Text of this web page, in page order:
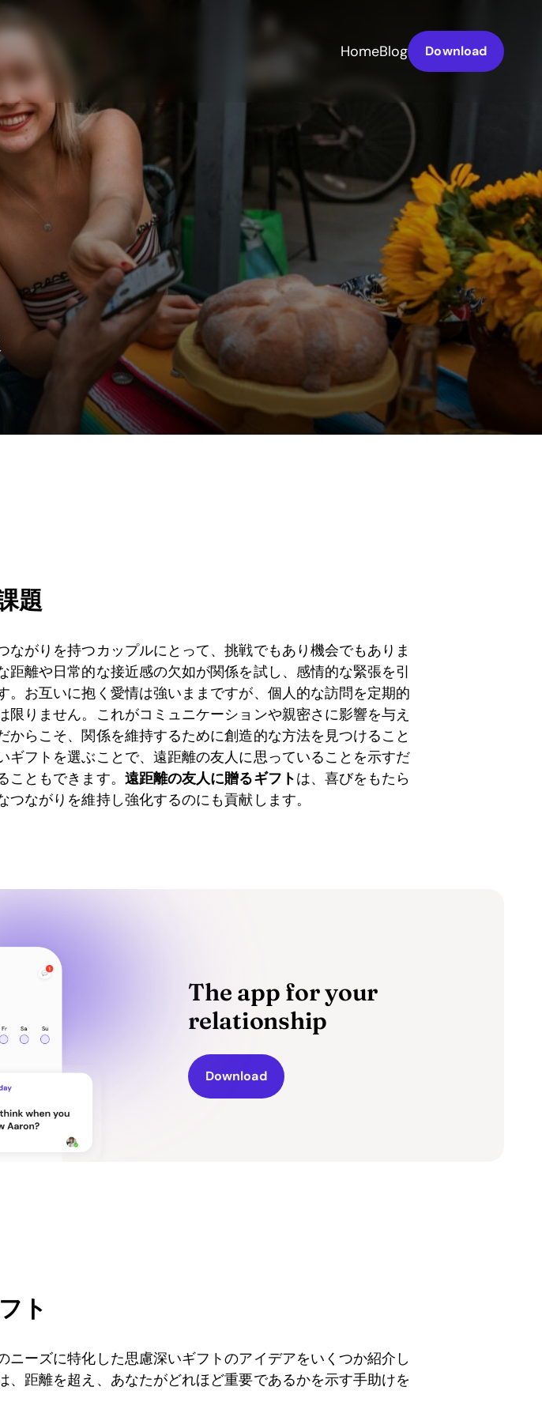
HomeBlog Download
題
ながりを持つカップルにとって、挑戦でもあり機会でもありま
距離や日常的な接近感の欠如が関係を試し、感情的な緊張を引
。お互いに抱く愛情は強いままですが、個人的な訪問を定期的
限りません。これがコミュニケーションや親密さに影響を与え
からこそ、関係を維持するために創造的な方法を見つけること
ギフトを選ぶことで、遠距離の友人に思っていることを示すだ
ともできます。 遠距離の友人に贈るギフトは、喜びをもたら
つながりを維持し強化するのにも貢献します。
The app for your
relationship
Download
ト
ニーズに特化した思慮深いギフトのアイデアをいくつか紹介し
、距離を超え、あなたがどれほど重要であるかを示す手助けを